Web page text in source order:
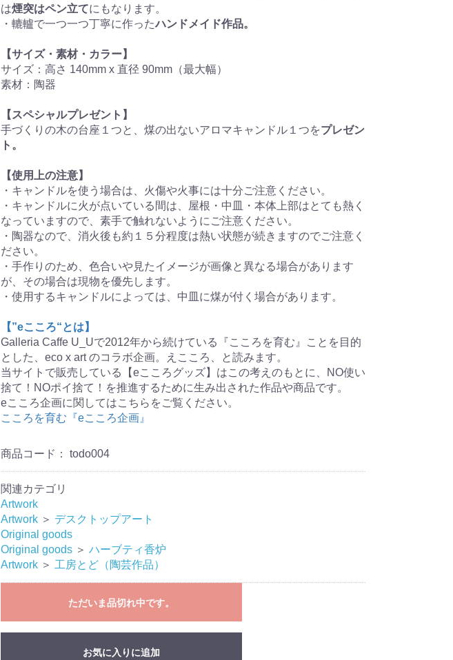
は煙突はペン立てにもなります。
・轆轤で一つ一つ丁寧に作ったハンドメイド作品。
【サイズ・素材・カラー】
サイズ：高さ 140mm x 直径 90mm（最大幅）
素材：陶器
【スペシャルプレゼント】
手づくりの木の台座１つと、煤の出ないアロマキャンドル１つをプレゼン
ト。
【使用上の注意】
・キャンドルを使う場合は、火傷や火事には十分ご注意ください。
・キャンドルに火が点いている間は、屋根・中皿・本体上部はとても熱く
なっていますので、素手で触れないようにご注意ください。
・陶器なので、消火後も約１５分程度は熱い状態が続きますのでご注意く
ださい。
・手作りのため、色合いや見たイメージが画像と異なる場合があります
が、その場合は現物を優先します。
・使用するキャンドルによっては、中皿に煤が付く場合があります。
【”eこころ“とは】
Galleria Caffe U_Uで2012年から続けている『こころを育む』ことを目的
とした、eco x art のコラボ企画。えこころ、と読みます。
当サイトで販売している【eこころグッズ】はこの考えのもとに、NO使い
捨て！NOポイ捨て！を推進するために生み出された作品や商品です。
eこころ企画に関してはこちらをご覧ください。
こころを育む『eこころ企画』
商品コード： todo004
関連カテゴリ
Artwork
Artwork ＞ デスクトップアート
Original goods
Original goods ＞ ハーブティ香炉
Artwork ＞ 工房とど（陶芸作品）
ただいま品切れ中です。
お気に入りに追加